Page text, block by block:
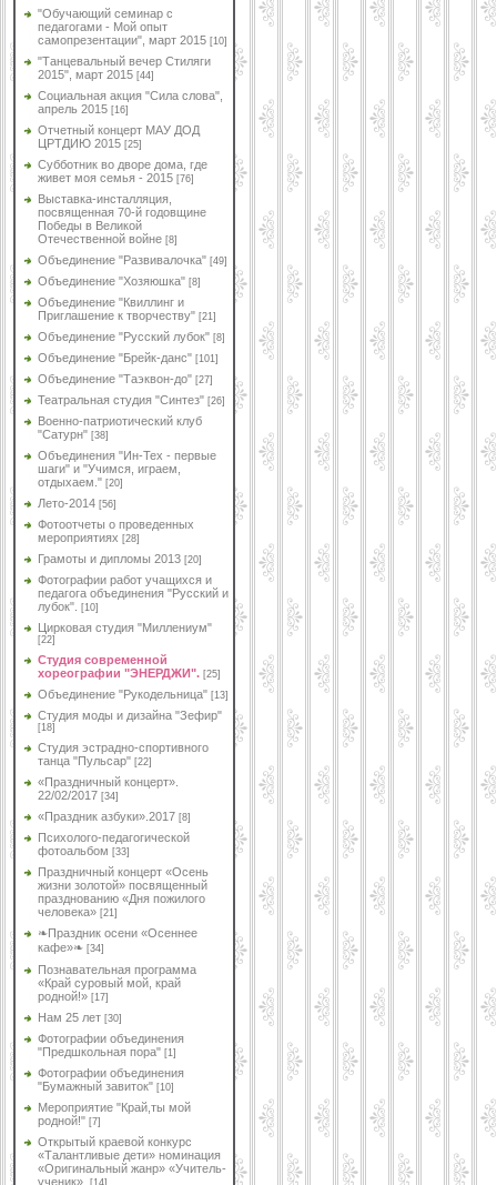
"Обучающий семинар с
педагогами - Мой опыт
самопрезентации", март 2015 [10]
"Танцевальный вечер Стиляги
2015", март 2015 [44]
Социальная акция "Сила слова",
апрель 2015 [16]
Отчетный концерт МАУ ДОД
ЦРТДИЮ 2015 [25]
Субботник во дворе дома, где
живет моя семья - 2015 [76]
Выставка-инсталляция,
посвященная 70-й годовщине
Победы в Великой
Отечественной войне [8]
Объединение "Развивалочка" [49]
Объединение "Хозяюшка" [8]
Объединение "Квиллинг и
Приглашение к творчеству" [21]
Объединение "Русский лубок" [8]
Объединение "Брейк-данс" [101]
Объединение "Таэквон-до" [27]
Театральная студия "Синтез" [26]
Военно-патриотический клуб
"Сатурн" [38]
Объединения "Ин-Тех - первые
шаги" и "Учимся, играем,
отдыхаем." [20]
Лето-2014 [56]
Фотоотчеты о проведенных
мероприятиях [28]
Грамоты и дипломы 2013 [20]
Фотографии работ учащихся и
педагога объединения "Русский и
лубок".
[10]
Цирковая студия "Миллениум"
[22]
Студия современной
хореографии "ЭНЕРДЖИ". [25]
Объединение "Рукодельница" [13]
Студия моды и дизайна "Зефир"
[18]
Студия эстрадно-спортивного
танца "Пульсар" [22]
«Праздничный концерт».
22/02/2017 [34]
«Праздник азбуки».2017 [8]
Психолого-педагогической
фотоальбом [33]
Праздничный концерт «Осень
жизни золотой» посвященный
празднованию «Дня пожилого
человека» [21]
❧Праздник осени «Осеннее
кафе»❧ [34]
Познавательная программа
«Край суровый мой, край
родной!» [17]
Нам 25 лет [30]
Фотографии объединения
"Предшкольная пора" [1]
Фотографии объединения
"Бумажный завиток" [10]
Мероприятие "Край,ты мой
родной!" [7]
Открытый краевой конкурс
«Талантливые дети» номинация
«Оригинальный жанр» «Учитель-
ученик».
[14]